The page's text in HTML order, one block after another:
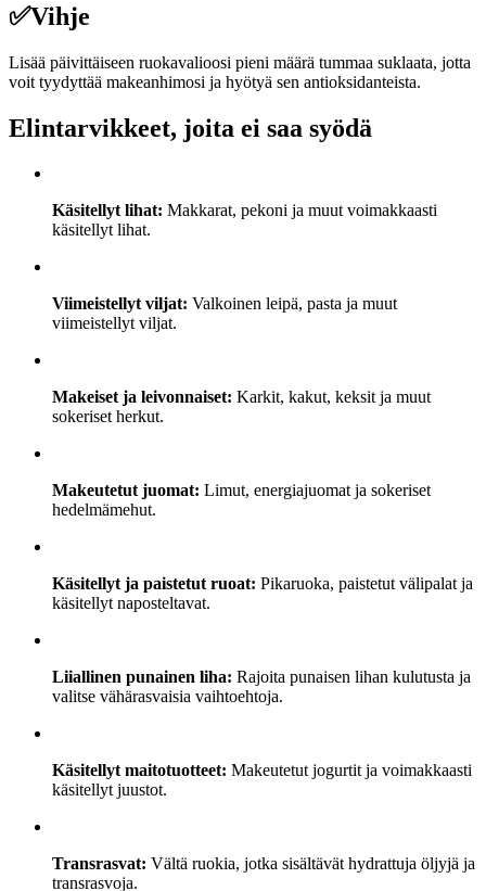
✅Vihje
Lisää päivittäiseen ruokavalioosi pieni määrä tummaa suklaata, jotta
voit tyydyttää makeanhimosi ja hyötyä sen antioksidanteista.
Elintarvikkeet, joita ei saa syödä
Käsitellyt lihat: Makkarat, pekoni ja muut voimakkaasti
käsitellyt lihat.
Viimeistellyt viljat: Valkoinen leipä, pasta ja muut
viimeistellyt viljat.
Makeiset ja leivonnaiset: Karkit, kakut, keksit ja muut
sokeriset herkut.
Makeutetut juomat: Limut, energiajuomat ja sokeriset
hedelmämehut.
Käsitellyt ja paistetut ruoat: Pikaruoka, paistetut välipalat ja
käsitellyt naposteltavat.
Liiallinen punainen liha: Rajoita punaisen lihan kulutusta ja
valitse vähärasvaisia vaihtoehtoja.
Käsitellyt maitotuotteet: Makeutetut jogurtit ja voimakkaasti
käsitellyt juustot.
Transrasvat: Vältä ruokia, jotka sisältävät hydrattuja öljyjä ja
transrasvoja.